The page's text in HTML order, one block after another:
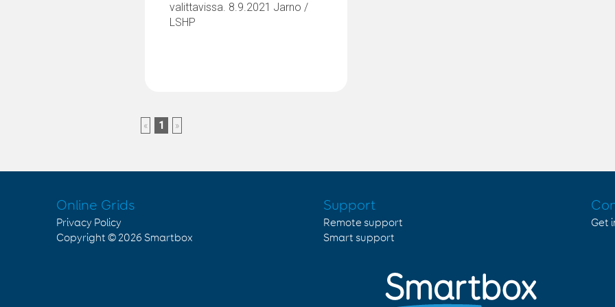
valittavissa. 8.9.2021 Jarno /
LSHP
« 1 »
Online Grids
Privacy Policy
Copyright © 2026 Smartbox
Support
Remote support
Smart support
Get